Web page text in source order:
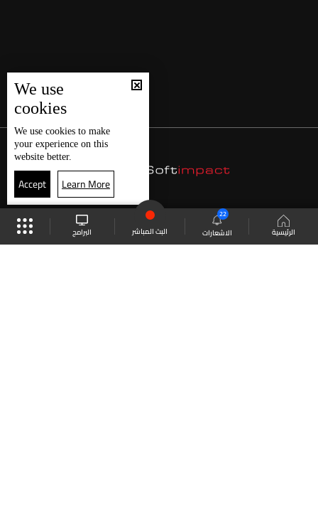
الرئيسية الاشعارات
22
البث المباشر البرامج
We use
cookies
We use cookies to make
your experience on this
website better.
Accept Learn More
موقع البرامج الجدول البث المباشر